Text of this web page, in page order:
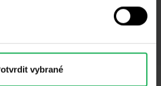
vybrané
Dále potvrzuji, beru na vědomí a přijímám
záznamů
, stejně jakovarování